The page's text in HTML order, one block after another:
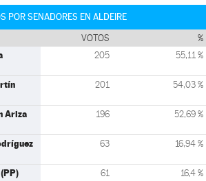
POR SENADORES EN ALDEIRE
VOTOS %
205 55,11 %
201 54,03 %
Ariza
196 52,69 %
63 16,94 %
61 16,4 %